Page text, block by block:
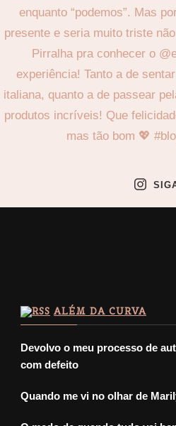
ALÉM DA CURVA
Devolvo o meu processo de
com defeito
Quando me vi no olhar de